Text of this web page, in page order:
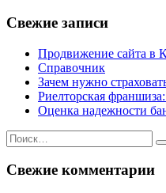
Свежие записи
Продвижение сайта в
Справочник
Зачем нужно
Риелторская
Оценка надежности
Искать:
Свежие комментарии